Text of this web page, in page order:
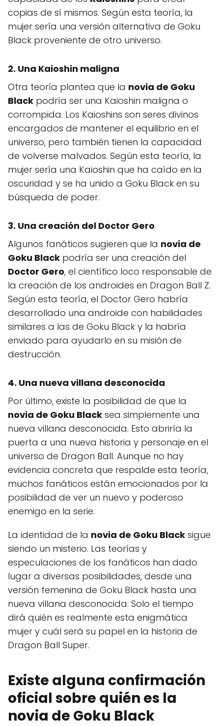
copias de sí mismos. Según esta teoría, la
mujer sería una versión alternativa de Goku
Black proveniente de otro universo.
2. Una Kaioshin maligna
Otra teoría plantea que la novia de Goku
Black podría ser una Kaioshin maligna o
corrompida. Los Kaioshins son seres divinos
encargados de mantener el equilibrio en el
universo, pero también tienen la capacidad
de volverse malvados. Según esta teoría, la
mujer sería una Kaioshin que ha caído en la
oscuridad y se ha unido a Goku Black en su
búsqueda de poder.
3. Una creación del Doctor Gero
Algunos fanáticos sugieren que la novia de
Goku Black podría ser una creación del
Doctor Gero, el científico loco responsable de
la creación de los androides en Dragon Ball Z.
Según esta teoría, el Doctor Gero habría
desarrollado una androide con habilidades
similares a las de Goku Black y la habría
enviado para ayudarlo en su misión de
destrucción.
4. Una nueva villana desconocida
Por último, existe la posibilidad de que la
novia de Goku Black sea simplemente una
nueva villana desconocida. Esto abriría la
puerta a una nueva historia y personaje en el
universo de Dragon Ball. Aunque no hay
evidencia concreta que respalde esta teoría,
muchos fanáticos están emocionados por la
posibilidad de ver un nuevo y poderoso
enemigo en la serie.
La identidad de la novia de Goku Black sigue
siendo un misterio. Las teorías y
especulaciones de los fanáticos han dado
lugar a diversas posibilidades, desde una
versión femenina de Goku Black hasta una
nueva villana desconocida. Solo el tiempo
dirá quién es realmente esta enigmática
mujer y cuál será su papel en la historia de
Dragon Ball Super.
Existe alguna confirmación
oficial sobre quién es la
novia de Goku Black